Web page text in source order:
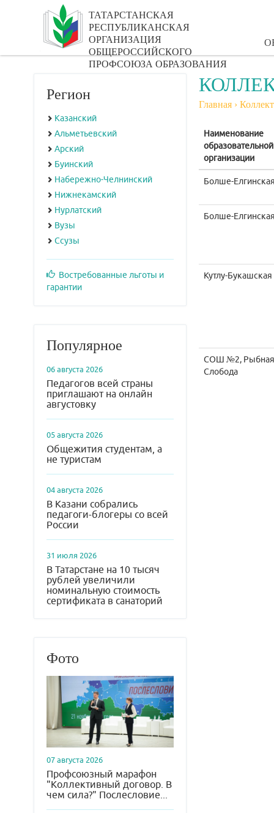
ТАТАРСТАНСКАЯ
РЕСПУБЛИКАНСКАЯ
ОРГАНИЗАЦИЯ
ОБЩЕРОССИЙСКОГО
ПРОФСОЮЗА ОБРАЗОВАНИЯ
Регион
Казанский
Альметьевский
Арский
Буинский
Набережно-Челнинский
Нижнекамский
Нурлатский
Вузы
Ссузы
Востребованные льготы и
гарантии
Популярное
06 августа 2026
Педагогов всей страны
приглашают на онлайн
августовку
05 августа 2026
Общежития студентам, а
не туристам
04 августа 2026
В Казани собрались
педагоги-блогеры со всей
России
31 июля 2026
В Татарстане на 10 тысяч
рублей увеличили
номинальную стоимость
сертификата в санаторий
Фото
07 августа 2026
Профсоюзный марафон
"Коллективный договор. В
чем сила?" Послесловие...
Главная ›
Наименование
образовательной
организации
Болше-
Болше-
Кутлу-
СОШ №2, Рыбная
Слобода